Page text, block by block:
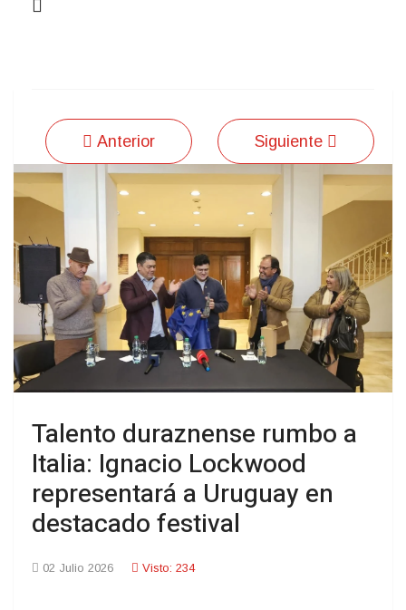
Anterior Siguiente
Talento duraznense rumbo a
Italia: Ignacio Lockwood
representará a Uruguay en
destacado festival
02 Julio 2026 Visto: 234